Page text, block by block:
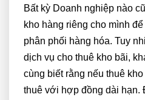
Bất kỳ Doanh nghiệp nào
kho hàng riêng cho mình
phân phối hàng hóa. Tuy
dịch vụ cho thuê kho bãi,
cùng biết rằng nếu thuê
thuê với hợp đồng dài hạn.